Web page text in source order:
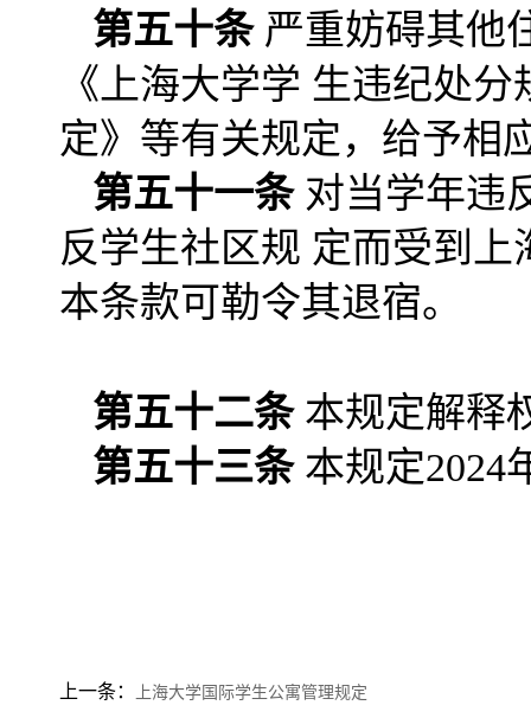
第五十条 严重妨碍其他
《上海大学学 生违纪处
定》等有关规定，给予相
第五十一条 对当学年违
反学生社区规 定而受到
本条款可勒令其退宿。
第五十二条 本规定解释
第五十三条 本规定2024
上一条： 上海大学国际学生公寓管理规定